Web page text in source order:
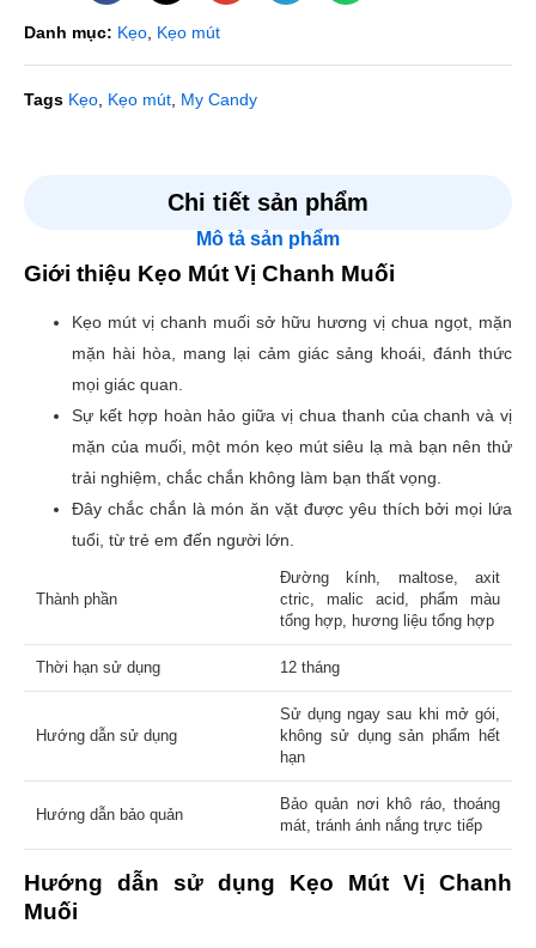
Danh mục: Kẹo Kẹo mút
Tags Kẹo Kẹo mút My Candy
Chi tiết sản phẩm
Mô tả sản phẩm
Giới thiệu Kẹo Mút Vị Chanh Muối
Kẹo mút vị chanh muối sở hữu hương vị chua ngọt, mặn
mặn hài hòa, mang lại cảm giác sảng khoái, đánh thức
mọi giác quan.
Sự kết hợp hoàn hảo giữa vị chua thanh của chanh và vị
mặn của muối, một món kẹo mút siêu lạ mà bạn nên thử
trải nghiệm, chắc chắn không làm bạn thất vọng.
Đây chắc chắn là món ăn vặt được yêu thích bởi mọi lứa
tuổi, từ trẻ em đến người lớn.
Thành phần
Đường kính, maltose, axit
ctric, malic acid, phẩm màu
tổng hợp, hương liệu tổng hợp
Thời hạn sử dụng 12 tháng
Hướng dẫn sử dụng
Sử dụng ngay sau khi mở gói,
không sử dụng sản phẩm hết
hạn
Hướng dẫn bảo quản
Bảo quản nơi khô ráo, thoáng
mát, tránh ánh nắng trực tiếp
Hướng dẫn sử dụng Kẹo Mút Vị Chanh
Muối
Chưa có đánh giá nào.
Email của bạn sẽ không được hiển thị công khai. Các
trường bắt buộc được đánh dấu*
Đánh giá của bạn*